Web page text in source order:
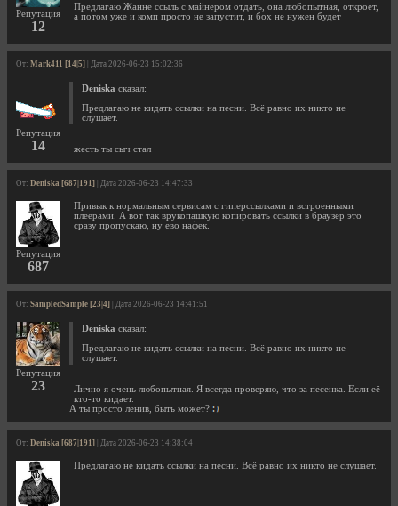
Репутация
12
Предлагаю Жанне ссыль с майнером отдать, она любопытная, откроет,
а потом уже и комп просто не запустит, и бох не нужен будет
От: Mark411 [14|5] | Дата 2026-06-23 15:02:36
Репутация
14
Deniska сказал:
Предлагаю не кидать ссылки на песни. Всё равно их никто не
слушает.
жесть ты сыч стал
От: Deniska [687|191] | Дата 2026-06-23 14:47:33
Репутация
687
Привык к нормальным сервисам с гиперссылками и встроенными
плеерами. А вот так врукопашкую копировать ссылки в браузер это
сразу пропускаю, ну ево нафек.
От: SampledSample [23|4] | Дата 2026-06-23 14:41:51
Репутация
23
Deniska сказал:
Предлагаю не кидать ссылки на песни. Всё равно их никто не
слушает.
Лично я очень любопытная. Я всегда проверяю, что за песенка. Если её
кто-то кидает.
А ты просто ленив, быть может?
От: Deniska [687|191] | Дата 2026-06-23 14:38:04
Предлагаю не кидать ссылки на песни. Всё равно их никто не слушает.